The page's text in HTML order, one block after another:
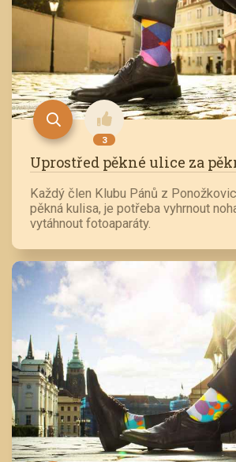
3
Uprostřed pěkné ulice za
Každý člen Klubu Pánů z
pěkná kulisa, je potřeba vyhrnout
vytáhnout fotoaparáty.